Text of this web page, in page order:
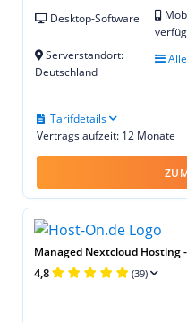
Desktop-Software
Serverstandort:
Deutschland
Alle
Vertragslaufzeit: 12 Monate
Tarifdetails
Managed Nextcloud Hosting
4,8 (39)